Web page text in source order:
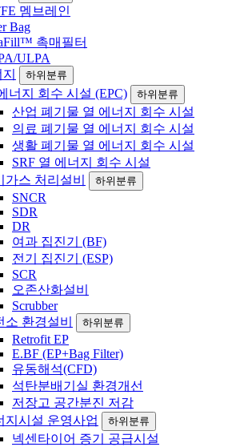
멤브레인
Bag
촉매필터
ULPA
하위분류
너지 회수 시설 (EPC) 하위분류
산업 폐기물 열 에너지 회수 시설
의료 폐기물 열 에너지 회수 시설
생활 폐기물 열 에너지 회수 시설
SRF 열 에너지 회수 시설
가스 처리설비
하위분류
SNCR
SDR
DR
여과 집진기 (BF)
전기 집진기 (ESP)
SCR
오존산화설비
Scrubber
소 환경설비
하위분류
Retrofit EP
E.BF (EP+Bag Filter)
유동해석(CFD)
석탄분배기실 환경개선
저장고 공간분진 저감
지시설 운영사업
하위분류
넥센타이어 증기 공급시설